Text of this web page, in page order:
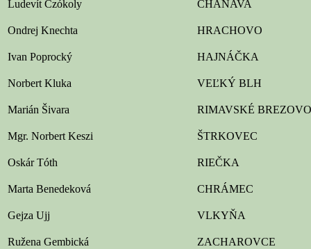
Ludevít Czókoly CHANAVA
Ondrej Knechta HRACHOVO
Ivan Poprocký HAJNÁČKA
Norbert Kluka VEĽKÝ BLH
Marián Šivara RIMAVSKÉ BREZOVO
Mgr. Norbert Keszi ŠTRKOVEC
Oskár Tóth RIEČKA
Marta Benedeková CHRÁMEC
Gejza Ujj VLKYŇA
Ružena Gembická ZACHAROVCE